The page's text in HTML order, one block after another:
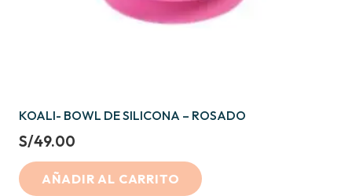
KOALI- BOWL DE SILICONA – ROSADO
S/49.00
AÑADIR AL CARRITO